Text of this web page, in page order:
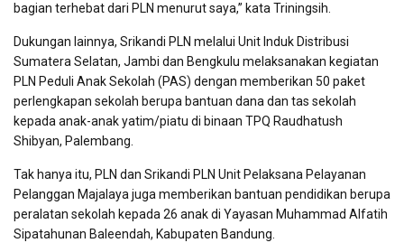
bagian terhebat dari PLN menurut saya,” kata Triningsih.
Dukungan lainnya, Srikandi PLN melalui Unit Induk Distribusi
Sumatera Selatan, Jambi dan Bengkulu melaksanakan kegiatan
PLN Peduli Anak Sekolah (PAS) dengan memberikan 50 paket
perlengkapan sekolah berupa bantuan dana dan tas sekolah
kepada anak-anak yatim/piatu di binaan TPQ Raudhatush
Shibyan, Palembang.
Tak hanya itu, PLN dan Srikandi PLN Unit Pelaksana Pelayanan
Pelanggan Majalaya juga memberikan bantuan pendidikan berupa
peralatan sekolah kepada 26 anak di Yayasan Muhammad Alfatih
Sipatahunan Baleendah, Kabupaten Bandung.